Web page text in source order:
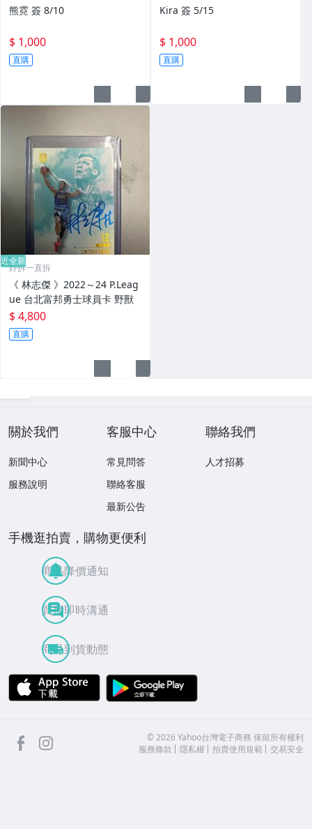
熊霓 簽 8/10
$ 1,000
直購
Kira 簽 5/15
$ 1,000
直購
近全新
好拆一直拆
《 林志傑 》2022～24 P.Leag
ue 台北富邦勇士球員卡 野獸
$ 4,800
直購
關於我們
新聞中心
服務說明
客服中心
常見問答
聯絡客服
最新公告
聯絡我們
人才招募
手機逛拍賣，購物更便利
商品降價通知
買賣即時溝通
商品到貨動態
APP Store
facebook ©2026 Yahoo台灣電子商務 保留所有權利
服務條款
隱私權 拍賣使用規範 交易安全